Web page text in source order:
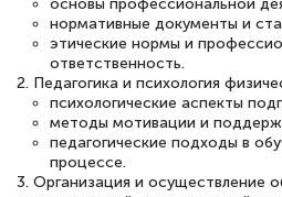
11 марта 2026
Всем добрый день! Я
повышени
специальности
по тяжелой атлетике»!
нормативные документы и
этические нормы и
ответственность.
2. Педагогика и психология
психологические аспекты
методы мотивации и
педагогические подходы в
процессе.
3. Организация и осуществление